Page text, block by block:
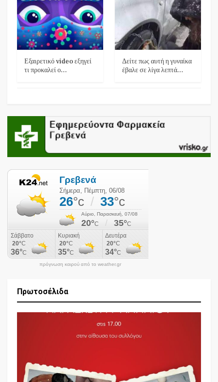
Εξαιρετικό video εξηγεί
τι προκαλεί ο…
Δείτε πως αυτή η γυναίκα
έβαλε σε λίγα λεπτά…
πρόγνωση καιρού από το weather.gr
Πρωτοσέλιδα